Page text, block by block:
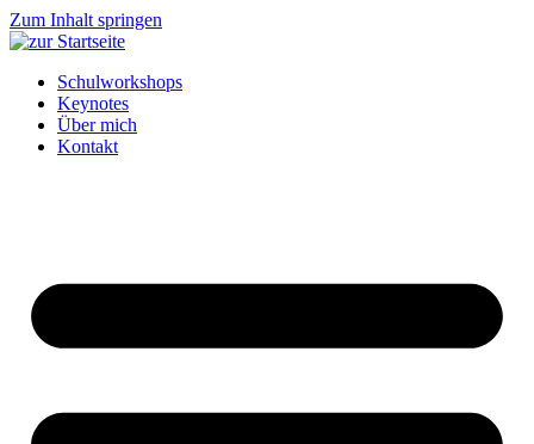
Zum Inhalt springen
Schulworkshops
Keynotes
Über mich
Kontakt